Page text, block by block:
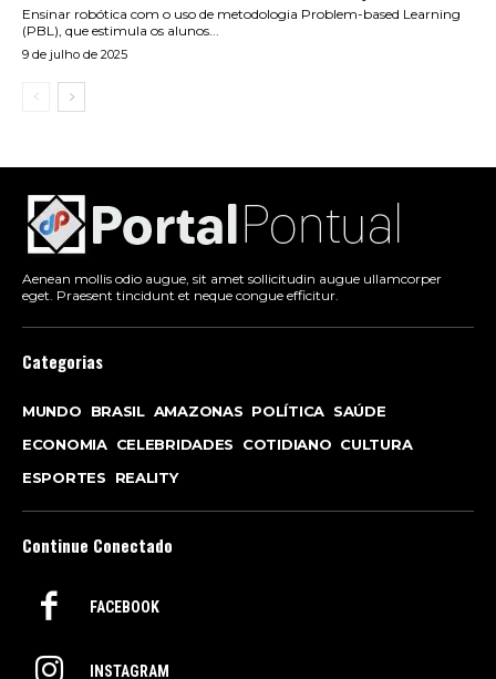
Ensinar robótica com o uso de metodologia Problem-based Learning
(PBL), que estimula os alunos...
9 de julho de 2025
Aenean mollis odio augue, sit amet sollicitudin augue ullamcorper
eget. Praesent tincidunt et neque congue efficitur.
Categorias
MUNDO BRASIL AMAZONAS POLÍTICA SAÚDE
ECONOMIA CELEBRIDADES COTIDIANO CULTURA
ESPORTES
REALITY
Continue Conectado
FACEBOOK
INSTAGRAM